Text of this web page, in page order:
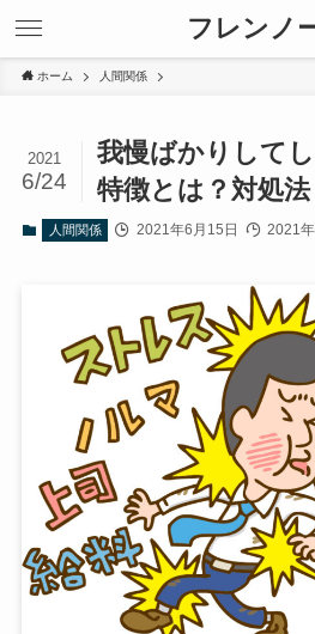
フレンノ
ホーム 人間関係
我慢ばかりして
特徴とは？対処法
2021
6/24
人間関係 2021年6月15日 2021